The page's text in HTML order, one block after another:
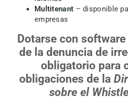
Multitenant – disponible
empresas
Dotarse con
de la denuncia de
obligatorio para
obligaciones de la
sobre el